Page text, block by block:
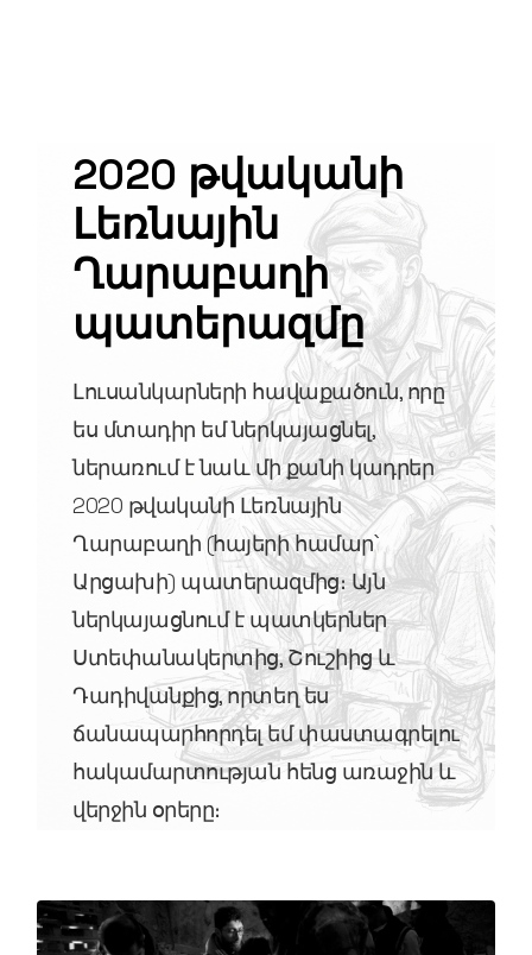
2020 թվականի
Լեռնային
Ղարաբաղի
պատերազմը
Լուսանկարների հավաքածուն, որը
ես մտադիր եմ ներկայացնել,
ներառում է նաև մի քանի կադրեր
2020 թվականի Լեռնային
Ղարաբաղի (հայերի համար՝
Արցախի) պատերազմից։ Այն
ներկայացնում է պատկերներ
Ստեփանակերտից, Շուշիից և
Դադիվանքից, որտեղ ես
ճանապարհորդել եմ փաստագրելու
հակամարտության հենց առաջին և
վերջին օրերը։